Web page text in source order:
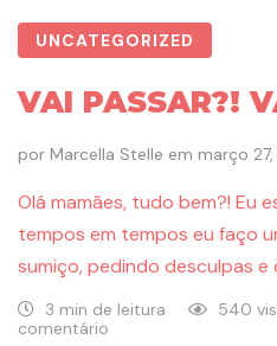
UNCATEGORIZED
VAI PASSAR?!
por Marcella Stelle em março 27,
Olá mamães, tudo bem?! Eu
tempos em tempos eu faço
sumiço, pedindo desculpas e
3 min de leitura 540
comentário